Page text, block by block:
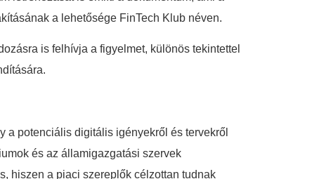
a lehetősége FinTech Klub néven.
is felhívja a figyelmet, különös tekintettel
a potenciális digitális igényekről és tervekről
és az államigazgatási szervek
hiszen a piaci szereplők célzottan tudnak